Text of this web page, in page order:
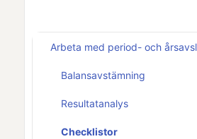
Arbeta med period- och
Balansavstämning
Resultatanalys
Checklistor